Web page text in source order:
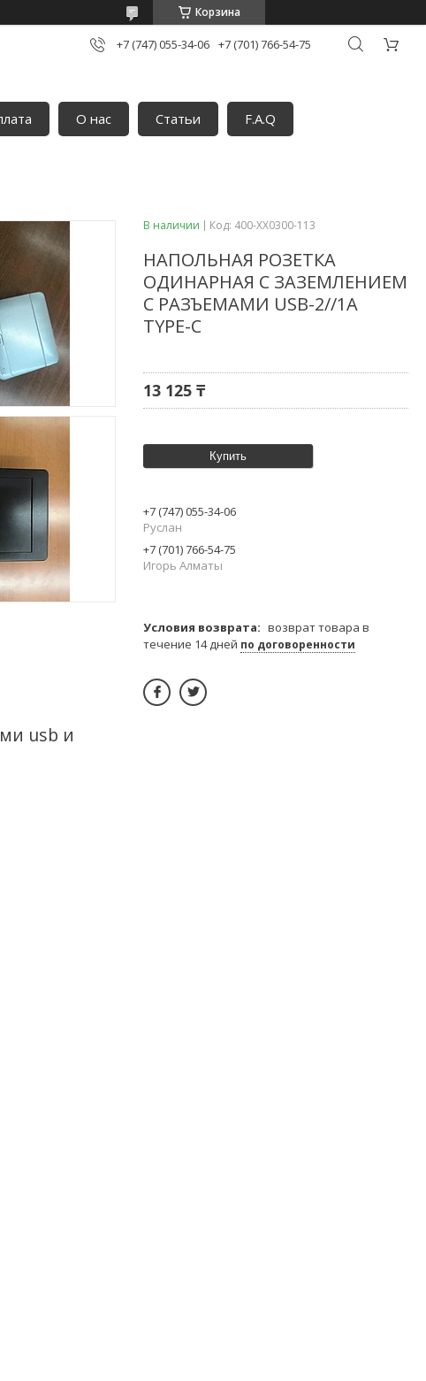
Корзина
+7 (747) 055-34-06 +7 (701) 766-54-75
О нас Статьи F.A.Q
usb и
В наличии Код: 400-XX0300-113
НАПОЛЬНАЯ РОЗЕТКА
ОДИНАРНАЯ С ЗАЗЕМЛЕНИЕМ
С РАЗЪЕМАМИ USB-2//1A
TYPE-C
13 125 ₸
Купить
+7 (747) 055-34-06
Руслан
+7 (701) 766-54-75
Игорь Алматы
возврат товара в
течение 14 дней по договоренности